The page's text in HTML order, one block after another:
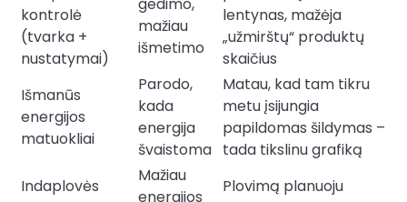
kontrolė
(tvarka +
nustatymai)
mažiau
išmetimo
lentynas, mažėja
„užmirštų“ produktų
skaičius
Išmanūs
energijos
matuokliai
Parodo,
kada
energija
švaistoma
Matau, kad tam tikru
metu įsijungia
papildomas šildymas –
tada tikslinu grafiką
Indaplovės
Mažiau
energijos
Plovimą planuoju